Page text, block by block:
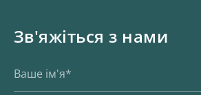
Зв'яжіться з нами